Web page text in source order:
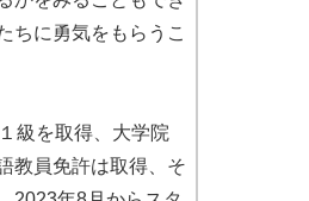
ちに勇気をもらうこ
級を取得、大学院
教員免許は取得、そ